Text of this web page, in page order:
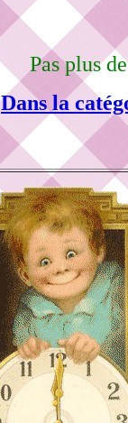
Pas plus
Dans la